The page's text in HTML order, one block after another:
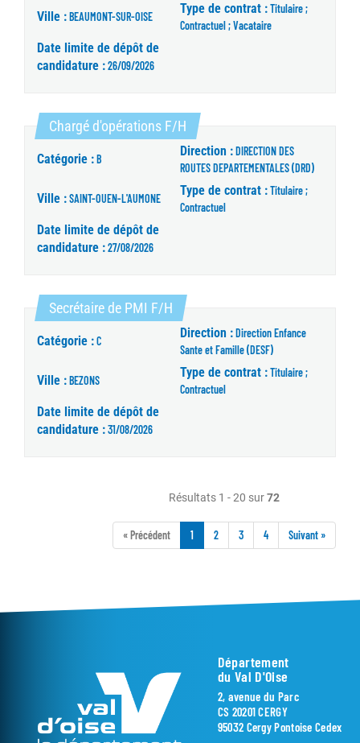
Ville :BEAUMONT-SUR-OISE
Type de contrat :Titulaire ;
Contractuel ; Vacataire
Date limite de dépôt de
candidature :26/09/2026
Chargé d'opérations F/H (Nouvelle fenêtre)
Catégorie :B
Direction :DIRECTION DES
ROUTES DEPARTEMENTALES (DRD)
Ville :SAINT-OUEN-L'AUMONE
Type de contrat :Titulaire ;
Contractuel
Date limite de dépôt de
candidature :27/08/2026
Secrétaire de PMI F/H (Nouvelle fenêtre)
Catégorie :C
Direction :Direction Enfance
Sante et Famille (DESF)
Ville :BEZONS
Type de contrat :Titulaire ;
Contractuel
Date limite de dépôt de
candidature :31/08/2026
Résultats 1 - 20 sur72
« Précédent 1 2 3 4 Suivant »
Département
du Val D'Oise
2, avenue du Parc
CS 20201 CERGY
95032 Cergy Pontoise Cedex